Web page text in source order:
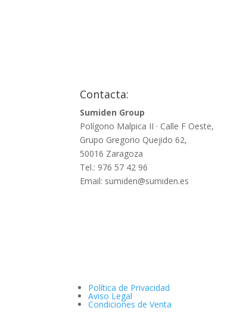
Contacta:
Sumiden Group
Polígono Malpica II · Calle F Oeste,
Grupo Gregorio Quejido 62,
50016 Zaragoza
Tel.: 976 57 42 96
Email: sumiden@sumiden.es
Política de Privacidad
Aviso Legal
Condiciones de Venta